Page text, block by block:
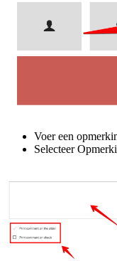
Voer een
Selecteer